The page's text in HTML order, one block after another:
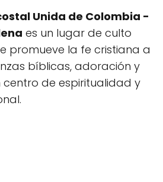
Unida de Colombia -
es un lugar de culto
promueve la fe cristiana a
bíblicas, adoración y
centro de espiritualidad y